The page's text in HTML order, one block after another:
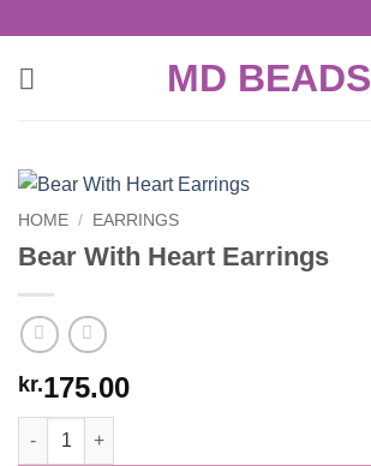
content
MD BEADS
HOME / EARRINGS
Bear With Heart Earrings
kr.175.00
Bear With Heart Earrings quantity